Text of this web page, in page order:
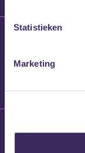
Statistieken
Marketing